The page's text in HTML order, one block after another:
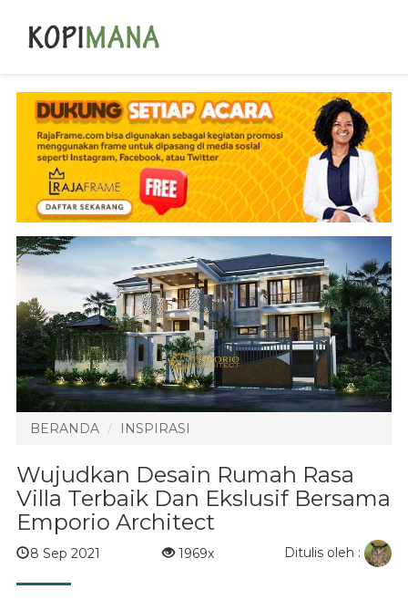
BERANDA INSPIRASI
Wujudkan Desain Rumah Rasa
Villa Terbaik Dan Ekslusif Bersama
Emporio Architect
8 Sep 2021 1969x Ditulis oleh :